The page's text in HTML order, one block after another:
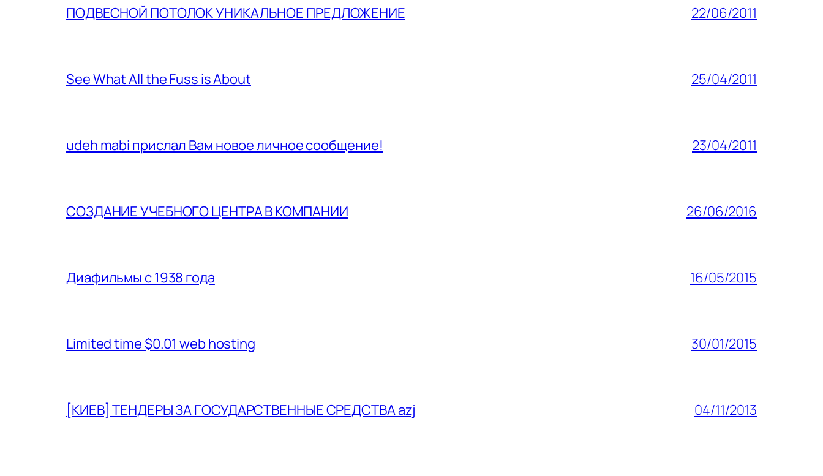
ПОДВЕСНОЙ ПОТОЛОК УНИКАЛЬНОЕ ПРЕДЛОЖЕНИЕ 22/06/2011
See What All the Fuss is About 25/04/2011
udeh mabi прислал Вам новое личное сообщение! 23/04/2011
СОЗДАНИЕ УЧЕБНОГО ЦЕНТРА В КОМПАНИИ 26/06/2016
Диафильмы с 1938 года 16/05/2015
Limited time $0.01 web hosting 30/01/2015
[КИЕВ] ТЕНДЕРЫ ЗА ГОСУДАРСТВЕННЫЕ СРЕДСТВА azj 04/11/2013